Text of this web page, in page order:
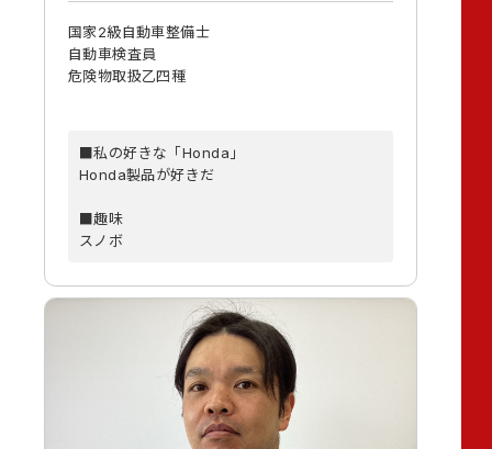
国家2級自動車整備士
自動車検査員
危険物取扱乙四種
■私の好きな「Honda」
Honda製品が好きだ
■趣味
スノボ